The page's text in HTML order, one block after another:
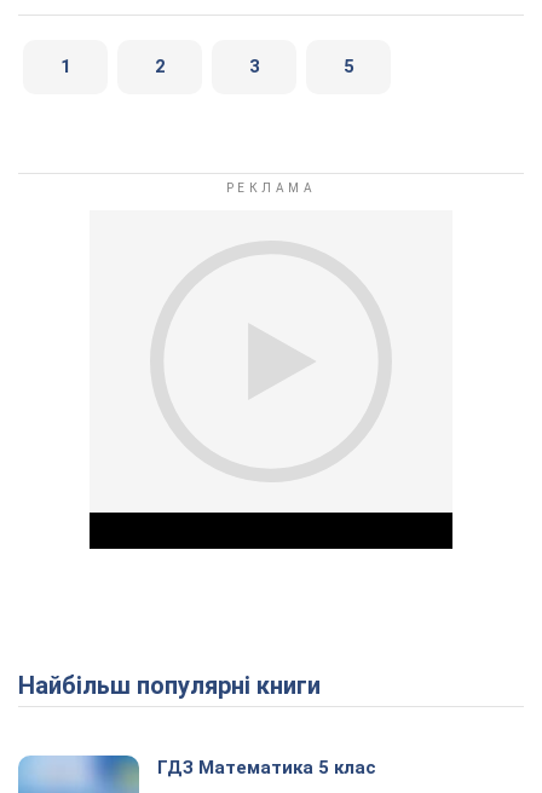
1 2 3 5
Play Video
Найбільш популярні книги
ГДЗ Математика 5 клас